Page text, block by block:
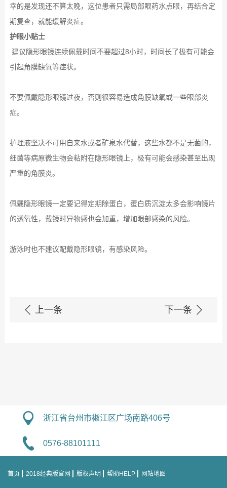
幸的是发现还不算太晚，这位患者只需局部眼药水点眼，再结合定
期复查，就能缓解炎症。
护眼小贴士
建议隐形眼镜连续佩戴时间不要超过8小时，时间长了极有可能会
引起角膜缺氧等症状。
不要佩戴隐形眼镜过夜，否则很容易造成角膜缺氧或一些眼部炎
症。
护理液坚决不可用自来水或者矿泉水代替，这些水都不是无菌的，
细菌等病原微生物会粘附在隐形眼镜上，极有可能会感染甚至出现
严重的角膜炎。
佩戴隐形眼镜一定要记得定期除蛋白，蛋白质沉淀太多会影响镜片
的透氧性，戴镜时异物感也会加重，增加眼部感染的风险。
游泳时也不建议配戴隐形眼镜，有感染风险。
上一条 下一条
浙江省台州市椒江区广场南路406号
0576-88101111
首页 2018经典版官网 版权声明 帮助HELP 网站地图